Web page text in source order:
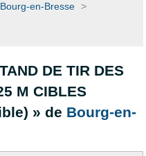
Bourg-en-Bresse >
DE TIR DES
M CIBLES
» de Bourg-en-